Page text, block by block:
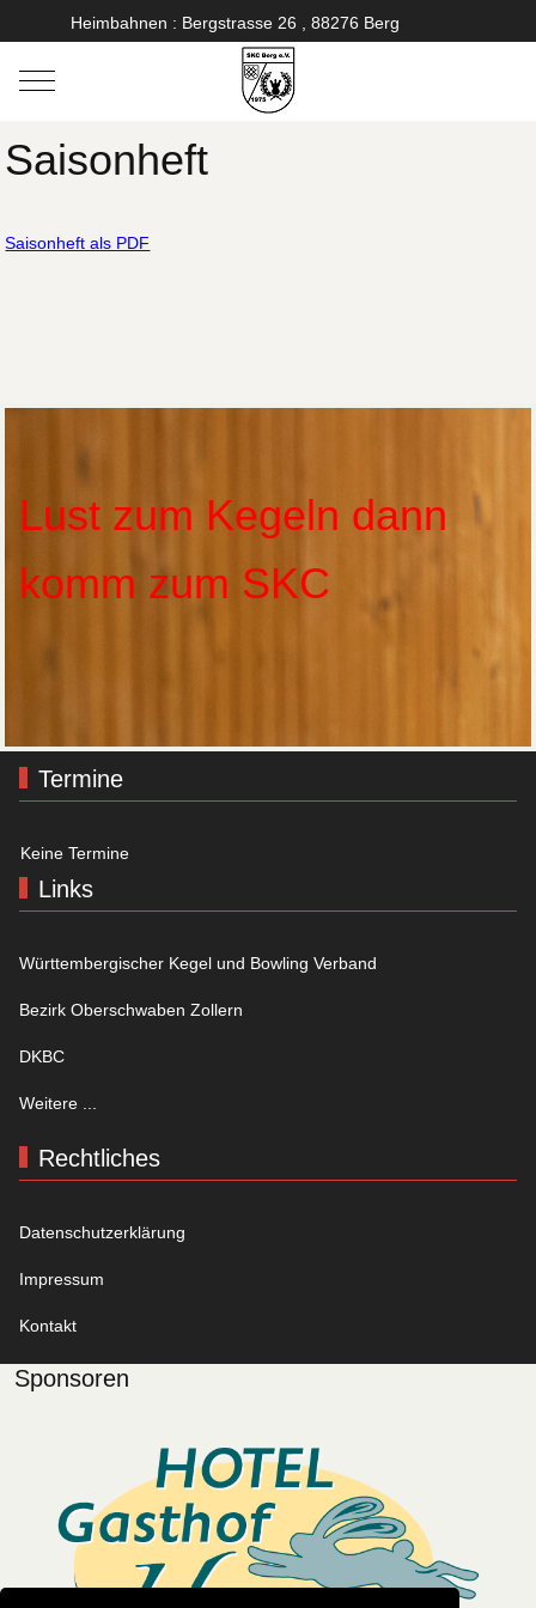
Heimbahnen : Bergstrasse 26 , 88276 Berg
Mobile Menu Toggle
Saisonheft
Saisonheft als PDF
Lust zum Kegeln dann
komm zum SKC
Termine
Keine Termine
Links
Württembergischer Kegel und Bowling Verband
Bezirk Oberschwaben Zollern
DKBC
Weitere ...
Rechtliches
Datenschutzerklärung
Impressum
Kontakt
Sponsoren